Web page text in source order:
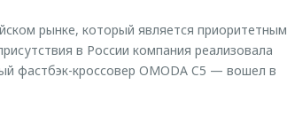
рынке, который является приоритетным
в России компания реализовала
фастбэк-кроссовер OMODA C5 — вошел в